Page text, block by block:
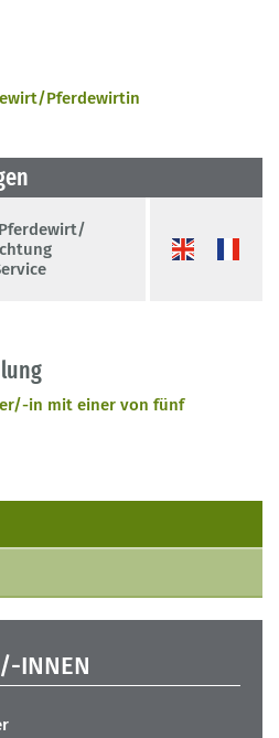
Pferdewirtin
in mit einer von fünf
INNEN